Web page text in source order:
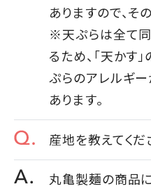
ありますので、そ
※天ぷらは全て
るため、「天かす
ぷらのアレルギ
あります。
産地を教えてくだ
丸亀製麺の商品